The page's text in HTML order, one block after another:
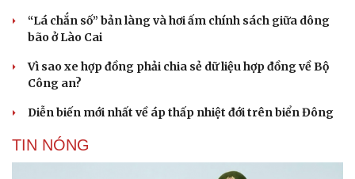
“Lá chắn số” bản làng và hơi ấm chính sách giữa dông
bão ở Lào Cai
Vì sao xe hợp đồng phải chia sẻ dữ liệu hợp đồng về Bộ
Công an?
Diễn biến mới nhất về áp thấp nhiệt đới trên biển Đông
TIN NÓNG